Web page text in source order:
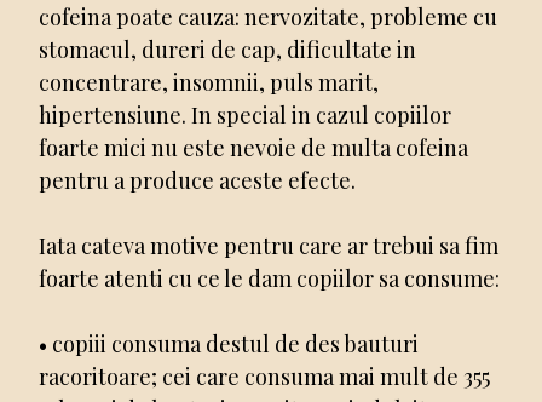
cofeina poate cauza: nervozitate, probleme cu
stomacul, dureri de cap, dificultate in
concentrare, insomnii, puls marit,
hipertensiune. In special in cazul copiilor
foarte mici nu este nevoie de multa cofeina
pentru a produce aceste efecte.
Iata cateva motive pentru care ar trebui sa fim
foarte atenti cu ce le dam copiilor sa consume:
• copiii consuma destul de des bauturi
racoritoare; cei care consuma mai mult de 355